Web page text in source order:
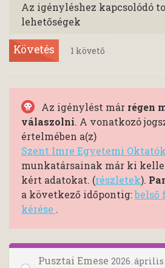
Az igényléshez kapcsolódó
lehetőségek
Követés 1 követő
Az igénylést már régen
válaszolni. A vonatkozó
értelmében a(z)
Szent Imre Egyetemi
munkatársainak már ki
kért adatokat. (részletek).
a következő időpontig:belső
kérése .
Pusztai Emese 2026. április